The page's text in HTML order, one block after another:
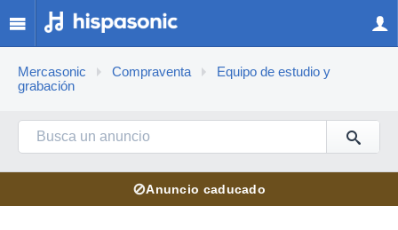
Mercasonic Compraventa
Equipo de estudio y
grabación
⊘Anuncio caducado